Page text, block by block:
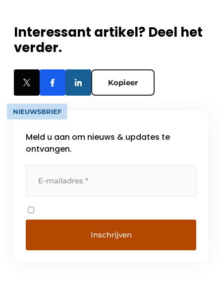
Interessant artikel? Deel het
verder.
Kopieer
NIEUWSBRIEF
Meld u aan om nieuws & updates te
ontvangen.